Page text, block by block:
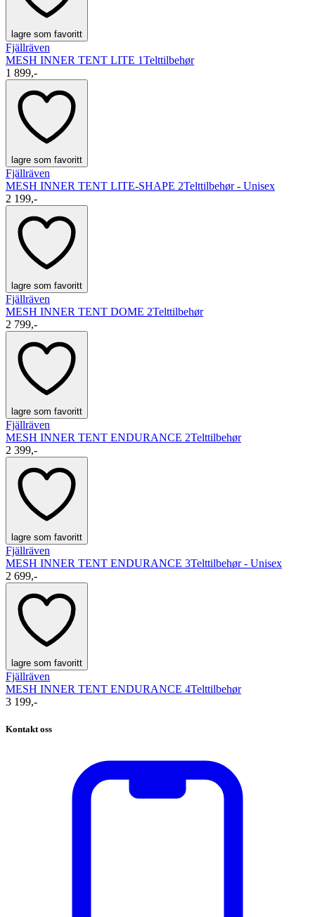
lagre som favoritt
Fjällräven
MESH INNER TENT LITE 1Telttilbehør
1 899,-
lagre som favoritt
Fjällräven
MESH INNER TENT LITE-SHAPE 2Telttilbehør - Unisex
2 199,-
lagre som favoritt
Fjällräven
MESH INNER TENT DOME 2Telttilbehør
2 799,-
lagre som favoritt
Fjällräven
MESH INNER TENT ENDURANCE 2Telttilbehør
2 399,-
lagre som favoritt
Fjällräven
MESH INNER TENT ENDURANCE 3Telttilbehør - Unisex
2 699,-
lagre som favoritt
Fjällräven
MESH INNER TENT ENDURANCE 4Telttilbehør
3 199,-
Kontakt oss